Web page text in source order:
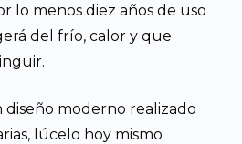
lo menos diez años de uso
del frío, calor y que
moderno realizado
lúcelo hoy mismo